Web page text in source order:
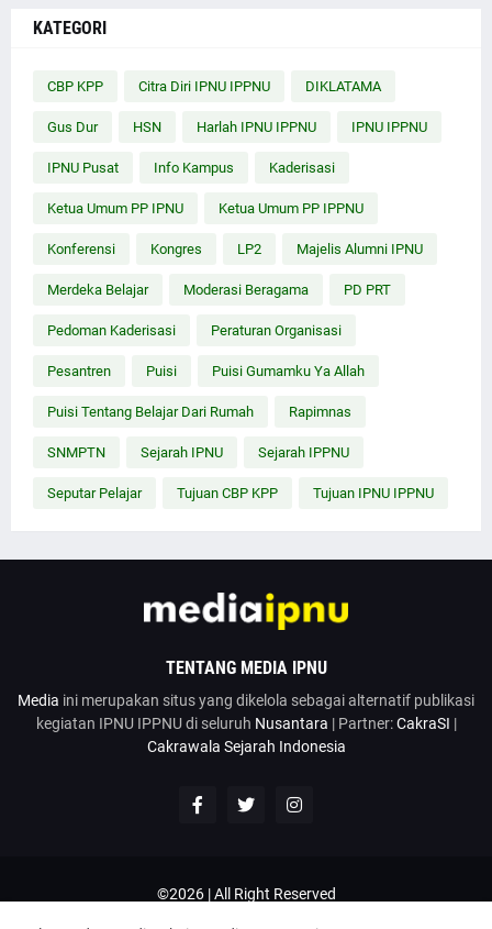
KATEGORI
CBP KPP Citra Diri IPNU IPPNU DIKLATAMA
Gus Dur HSN Harlah IPNU IPPNU IPNU IPPNU
IPNU Pusat Info Kampus Kaderisasi
Ketua Umum PP IPNU Ketua Umum PP IPPNU
Konferensi Kongres LP2 Majelis Alumni IPNU
Merdeka Belajar Moderasi Beragama PD PRT
Pedoman Kaderisasi Peraturan Organisasi
Pesantren Puisi Puisi Gumamku Ya Allah
Puisi Tentang Belajar Dari Rumah Rapimnas
SNMPTN Sejarah IPNU Sejarah IPPNU
Seputar Pelajar Tujuan CBP KPP Tujuan IPNU IPPNU
TENTANG MEDIA IPNU
Media ini merupakan situs yang dikelola sebagai alternatif publikasi
kegiatan IPNU IPPNU di seluruh Nusantara | Partner:CakraSI |
Cakrawala Sejarah Indonesia
©2026 | All Right Reserved